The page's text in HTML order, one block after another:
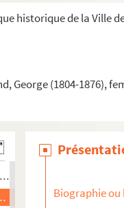
historique de la Ville
George (1804-1876),
Dupin).
Dupin de Francueil,
officiels concernant
Saxe
Saxe
Deschartres à Madame
non signée deBiographie